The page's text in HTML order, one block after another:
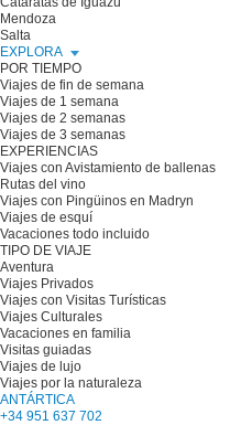
Mendoza
Salta
EXPLORA
POR TIEMPO
Viajes de fin de semana
Viajes de 1 semana
Viajes de 2 semanas
Viajes de 3 semanas
EXPERIENCIAS
Viajes con Avistamiento de ballenas
Rutas del vino
Viajes con Pingüinos en Madryn
Viajes de esquí
Vacaciones todo incluido
TIPO DE VIAJE
Aventura
Viajes Privados
Viajes con Visitas Turísticas
Viajes Culturales
Vacaciones en familia
Visitas guiadas
Viajes de lujo
Viajes por la naturaleza
ANTÁRTICA
+34 951 637 702